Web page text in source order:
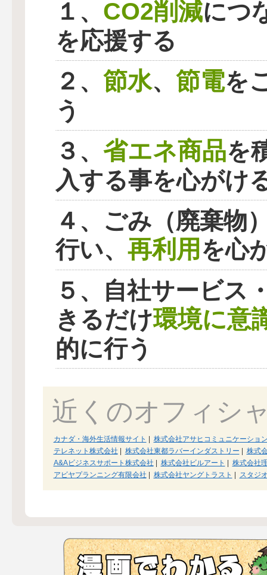
１、 CO2削減につ
を応援する
２、 節水、 節電を
う
３、 省エネ商品を
入する事を心がけ
４、ごみ（廃棄物
行い、 再利用を心
５、自社サービス
きるだけ環境に意
的に行う
近くのオフィシ
カナダ・海外生活情報サイト
株式会社アサヒコミュニケーショ
テレネット株式会社
株式会社東都ラバーインダストリー
株式
A&Aビジネスサポート株式会社
株式会社ビルアート
株式会社
アビヤプランニング有限会社
株式会社ヤングトラスト スタジ